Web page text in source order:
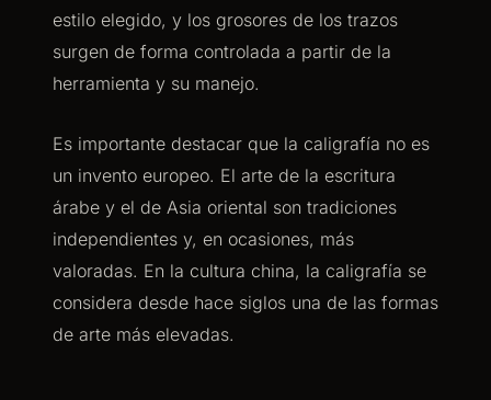
estilo elegido, y los grosores de los trazos
surgen de forma controlada a partir de la
herramienta y su manejo.
Es importante destacar que la caligrafía no es
un invento europeo. El arte de la escritura
árabe y el de Asia oriental son tradiciones
independientes y, en ocasiones, más
valoradas. En la cultura china, la caligrafía se
considera desde hace siglos una de las formas
de arte más elevadas.